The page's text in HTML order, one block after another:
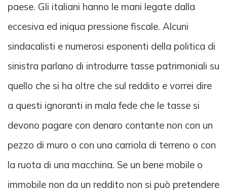
paese. Gli italiani hanno le mani legate dalla
eccesiva ed iniqua pressione fiscale. Alcuni
sindacalisti e numerosi esponenti della politica di
sinistra parlano di introdurre tasse patrimoniali su
quello che si ha oltre che sul reddito e vorrei dire
a questi ignoranti in mala fede che le tasse si
devono pagare con denaro contante non con un
pezzo di muro o con una carriola di terreno o con
la ruota di una macchina. Se un bene mobile o
immobile non da un reddito non si può pretendere